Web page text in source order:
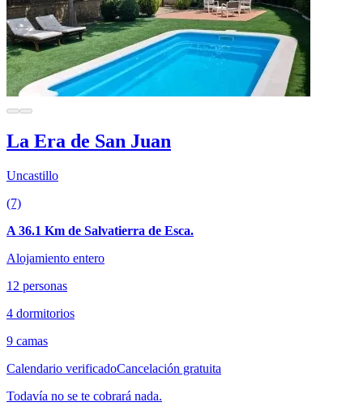
La Era de San Juan
Uncastillo
(7)
A 36.1 Km de Salvatierra de Esca.
Alojamiento entero
12 personas
4 dormitorios
9 camas
Calendario verificadoCancelación gratuita
Todavía no se te cobrará nada.